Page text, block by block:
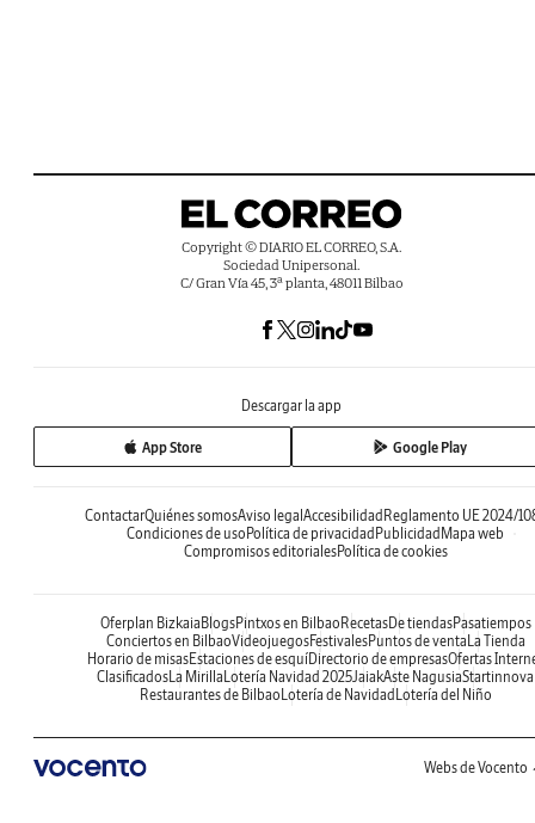
Copyright © DIARIO EL CORREO, S.A.
Sociedad Unipersonal.
C/ Gran Vía 45, 3ª planta, 48011 Bilbao
Descargar la app
App Store Google Play
ContactarQuiénes somosAviso legal Accesibilidad Reglamento UE 2024/
Condiciones de uso Política de privacidad Publicidad Mapa web
Compromisos editorialesPolítica de cookies
Oferplan Bizkaia BlogsPintxos en Bilbao RecetasDe tiendasPasatiempos
Conciertos en BilbaoVideojuegosFestivalesPuntos de venta La Tienda
Horario de misasEstaciones de esquíDirectorio de empresasOfertas
ClasificadosLa Mirilla Lotería Navidad 2025JaiakAste NagusiaStartinnova
Restaurantes de Bilbao Lotería de Navidad Lotería del Niño
Webs de Vocento